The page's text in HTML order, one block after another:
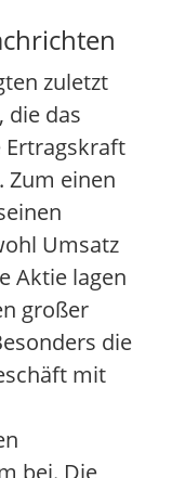
zuletzt
die das
Zum einen
Umsatz
Aktie lagen
großer
die
mit